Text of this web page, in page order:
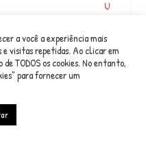
U
O
O
B
a você a experiência mais
visitas repetidas. Ao clicar em
TODOS os cookies. No entanto,
para fornecer um